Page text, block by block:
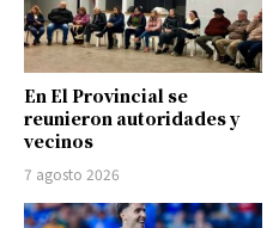
En El Provincial se
reunieron autoridades y
vecinos
7 agosto 2026